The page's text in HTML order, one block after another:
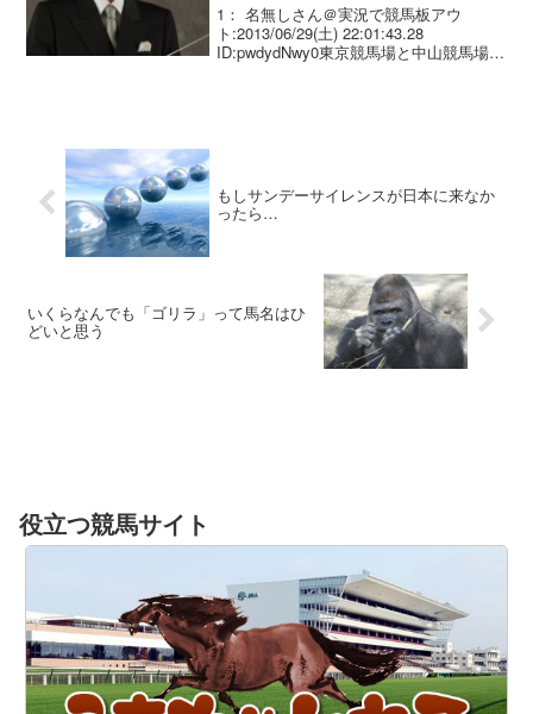
1： 名無しさん＠実況で競馬板アウ
ト:2013/06/29(土) 22:01:43.28
ID:pwdydNwy0東京競馬場と中山競馬場の
もしサンデーサイレンスが日本に来なか
ったら…
いくらなんでも「ゴリラ」って馬名はひ
どいと思う
役立つ競馬サイト